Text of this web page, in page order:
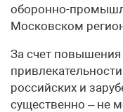
оборонно-
Московском
За счет
российских и
существенно – не